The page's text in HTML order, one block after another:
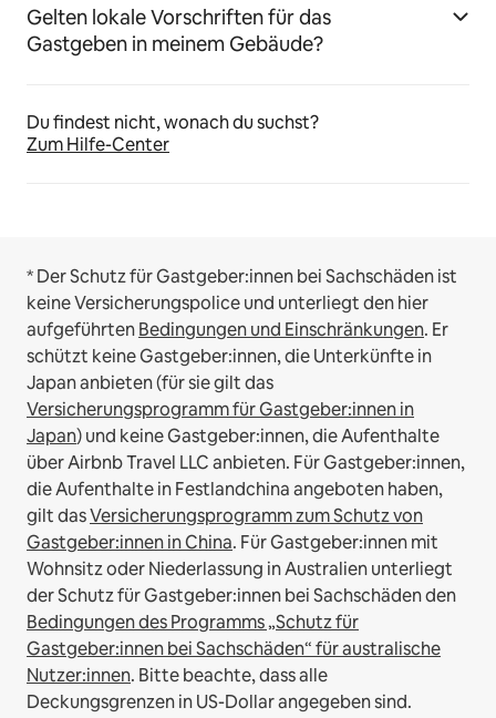
Gelten lokale Vorschriften für das
Gastgeben in meinem Gebäude?
Du findest nicht, wonach du suchst?
Zum Hilfe-Center
* Der Schutz für Gastgeber:innen bei Sachschäden ist
keine Versicherungspolice und unterliegt den hier
aufgeführtenBedingungen und Einschränkungen. Er
schützt keine Gastgeber:innen, die Unterkünfte in
Japan anbieten (für sie gilt das
Versicherungsprogramm für Gastgeber:innen in
Japan) und keine Gastgeber:innen, die Aufenthalte
über Airbnb Travel LLC anbieten. Für Gastgeber:innen,
die Aufenthalte in Festlandchina angeboten haben,
gilt dasVersicherungsprogramm zum Schutz von
Gastgeber:innen in China. Für Gastgeber:innen mit
Wohnsitz oder Niederlassung in Australien unterliegt
der Schutz für Gastgeber:innen bei Sachschäden den
Bedingungen des Programms „Schutz für
Gastgeber:innen bei Sachschäden“ für australische
Nutzer:innen. Bitte beachte, dass alle
Deckungsgrenzen in US-Dollar angegeben sind.